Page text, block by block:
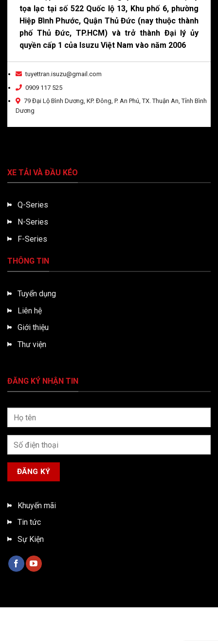
tọa lạc tại số 522 Quốc lộ 13, Khu phố 6, phường
Hiệp Bình Phước, Quận Thủ Đức (nay thuộc thành
phố Thủ Đức, TP.HCM) và trở thành Đại lý ủy
quyền cấp 1 của Isuzu Việt Nam vào năm 2006
tuyettran.isuzu@gmail.com
0909 117 525
79 Đại Lộ Bình Dương, KP. Đông, P. An Phú, TX. Thuận An, Tỉnh Bình
Dương
XE TẢI VÀ ĐẦU KÉO
Q-Series
N-Series
F-Series
THÔNG TIN
Tuyển dụng
Liên hệ
Giới thiệu
Thư viện
ĐĂNG KÝ NHẬN TIN
Khuyến mãi
Tin tức
Sự Kiện